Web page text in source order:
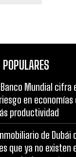
Mundial cifra
en
productividad
de Dubái
que ya no existen